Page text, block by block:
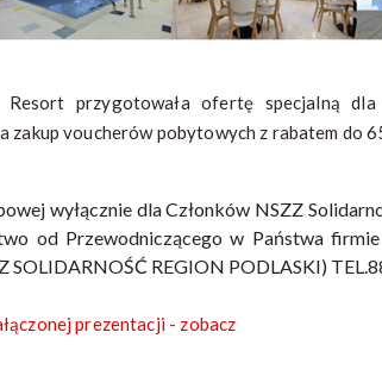
przygotowała ofertę specjalną dla
zakup voucherów pobytowych z rabatem do
wyłącznie dla Członków NSZZ
od Przewodniczącego w Państwa
SOLIDARNOŚĆ REGION PODLASKI)
prezentacji - zobacz